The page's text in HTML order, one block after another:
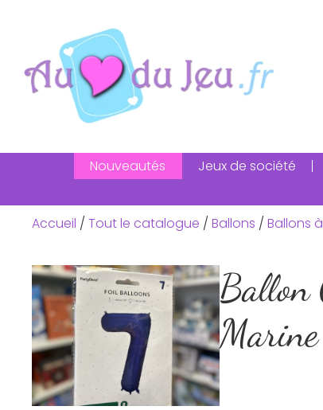
Nouveautés Jeux de société
Accueil /Tout le catalogue /Ballons /Ballons
Ballon